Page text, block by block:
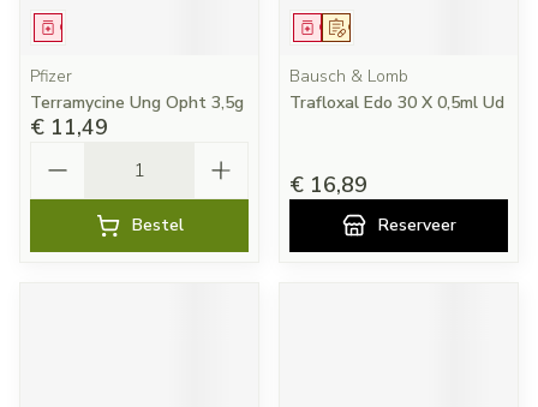
Geneesmiddel
Pfizer
Terramycine Ung Opht 3,5g
€ 11,49
Bestel
Op voorschrift
Geneesmiddel
Bausch & Lomb
Trafloxal Edo 30 X 0,5ml Ud
€ 16,89
Reserveer